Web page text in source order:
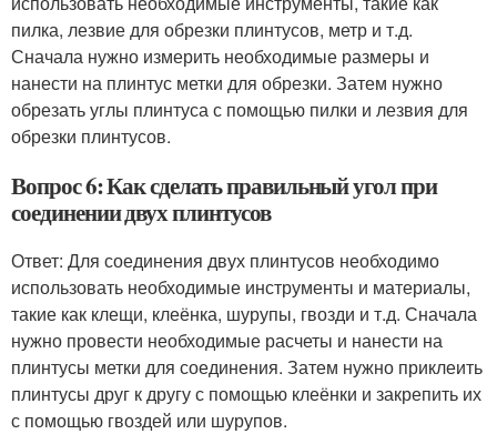
пилка, лезвие для обрезки плинтусов, метр и т.д.
Сначала нужно измерить необходимые размеры и
нанести на плинтус метки для обрезки. Затем нужно
обрезать углы плинтуса с помощью пилки и лезвия для
обрезки плинтусов.
Вопрос 6: Как сделать правильный угол при
соединении двух плинтусов
Ответ: Для соединения двух плинтусов необходимо
использовать необходимые инструменты и материалы,
такие как клещи, клеёнка, шурупы, гвозди и т.д. Сначала
нужно провести необходимые расчеты и нанести на
плинтусы метки для соединения. Затем нужно приклеить
плинтусы друг к другу с помощью клеёнки и закрепить их
с помощью гвоздей или шурупов.